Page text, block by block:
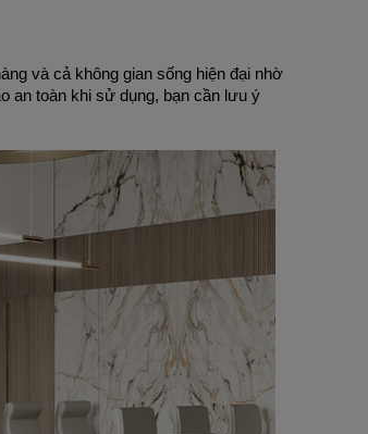
và cả không gian sống hiện đại nhờ
an toàn khi sử dụng, bạn cần lưu ý